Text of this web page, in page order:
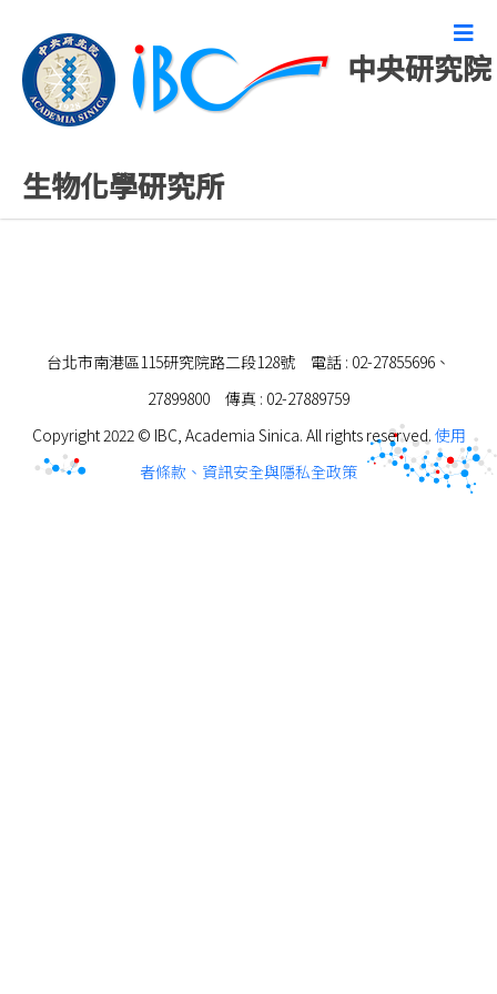
中央研究院
生物化學研究所近期消息
台北市南港區115研究院路二段128號 電話 : 02-27855696、
27899800 傳真 : 02-27889759
Copyright 2022 © IBC, Academia Sinica. All rights reserved. 使用
者條款、資訊安全與隱私全政策